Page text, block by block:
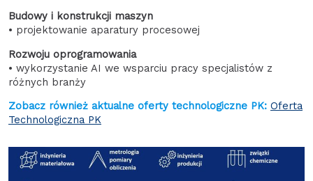
Budowy i konstrukcji maszyn
• projektowanie aparatury procesowej
Rozwoju oprogramowania
• wykorzystanie AI we wsparciu pracy specjalistów z
różnych branży
Zobacz również aktualne oferty technologiczne PK: Oferta
Technologiczna PK